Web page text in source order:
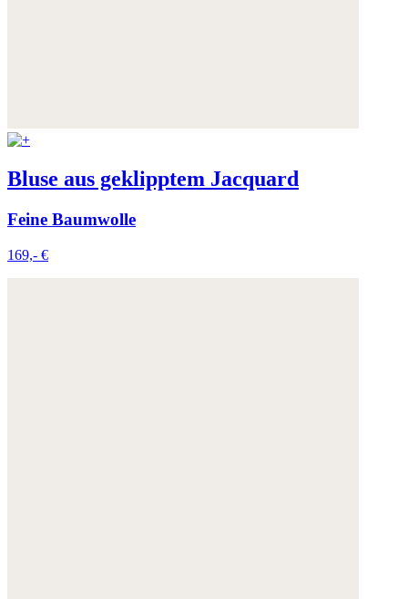
Bluse aus geklipptem Jacquard
Feine Baumwolle
169,- €